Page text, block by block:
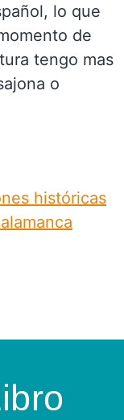
lo que
de
tengo mas
o
históricas